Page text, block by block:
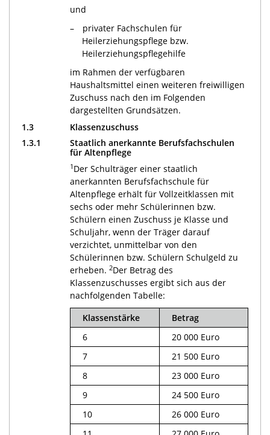
und
privater Fachschulen für
Heilerziehungspflege bzw.
Heilerziehungspflegehilfe
im Rahmen der verfügbaren
Haushaltsmittel einen weiteren freiwilligen
Zuschuss nach den im Folgenden
dargestellten Grundsätzen.
1.3
Klassenzuschuss
1.3.1
Staatlich anerkannte Berufsfachschulen
für Altenpflege
1 Der Schulträger einer staatlich
anerkannten Berufsfachschule für
Altenpflege erhält für Vollzeitklassen mit
sechs oder mehr Schülerinnen bzw.
Schülern einen Zuschuss je Klasse und
Schuljahr, wenn der Träger darauf
verzichtet, unmittelbar von den
Schülerinnen bzw. Schülern Schulgeld zu
erheben. 2Der Betrag des
Klassenzuschusses ergibt sich aus der
nachfolgenden Tabelle:
Klassenstärke
Betrag
6
20 000 Euro
7
21 500 Euro
8
23 000 Euro
9
24 500 Euro
10
26 000 Euro